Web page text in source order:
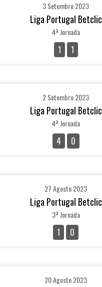
3 Setembro 2023
Liga Portugal Betclic
4ª Jornada
1 1
2 Setembro 2023
Liga Portugal Betclic
4ª Jornada
4 0
27 Agosto 2023
Liga Portugal Betclic
3ª Jornada
1 0
20 Agosto 2023